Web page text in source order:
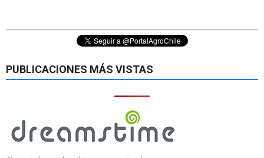
PUBLICACIONES MÁS VISTAS